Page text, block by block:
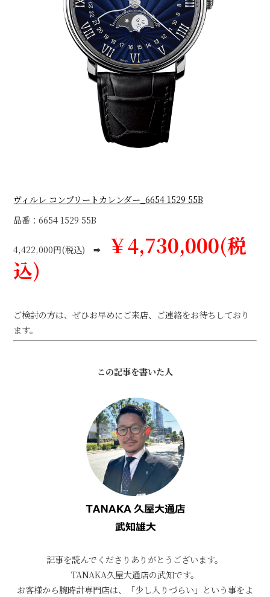
ヴィルレ コンプリートカレンダー_6654 1529 55B
品番：6654 1529 55B
4,422,000円(税込)➡
￥4,730,000(税
込)
ご検討の方は、ぜひお早めにご来店、ご連絡をお待ちしており
ます。
この記事を書いた人
記事を読んでくださりありがとうございます。
TANAKA久屋大通店の武知です。
お客様から腕時計専門店は、「少し入りづらい」という事をよ